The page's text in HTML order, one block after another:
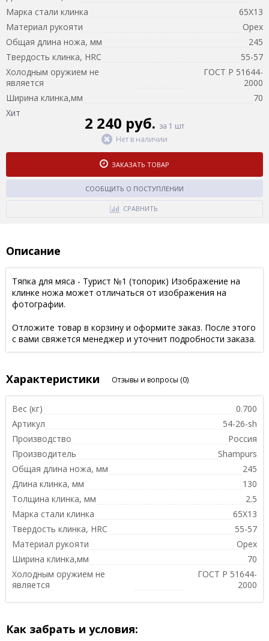
Марка стали клинка
65Х13
Материал рукояти
Орех
Общая длина ножа, мм
245
Твердость клинка, HRC
55-57
Холодным оружием не
является
ГОСТ Р 51644-
2000
Ширина клинка,мм
70
Хит
2 240 руб. за 1 шт
Нет в наличии
ЗАКАЗАТЬ ТОВАР
СООБЩИТЬ О ПОСТУПЛЕНИИ
СРАВНИТЬ
Описание
Тяпка для мяса - Турист №1 (топорик) Изображение на
клинке ножа может отличаться от изображения на
фотографии.
Отложите товар в корзину и оформите заказ. После этого
с вами свяжется менеджер и уточнит подробности заказа.
Характеристики Отзывы и вопросы (0)
Вес (кг)
0.700
Артикул
54-26-sh
Производство
Россия
Производитель
Shampurs
Общая длина ножа, мм
245
Длина клинка, мм
130
Толщина клинка, мм
2.5
Марка стали клинка
65Х13
Твердость клинка, HRC
55-57
Материал рукояти
Орех
Ширина клинка,мм
70
Холодным оружием не
является
ГОСТ Р 51644-
2000
Как забрать и условия: